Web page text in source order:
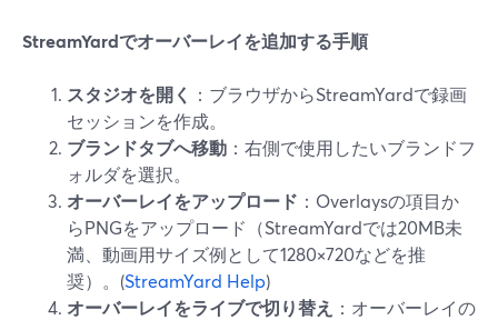
StreamYardでオーバーレイを追加する手順
スタジオを開く ：ブラウザからStreamYardで録画
セッションを作成。
ブランドタブへ移動 ：右側で使用したいブランドフ
ォルダを選択。
オーバーレイをアップロード ：Overlaysの項目か
らPNGをアップロード（StreamYardでは20MB未
満、動画用サイズ例として1280×720などを推
奨）。(StreamYard Help)
オーバーレイをライブで切り替え ：オーバーレイの